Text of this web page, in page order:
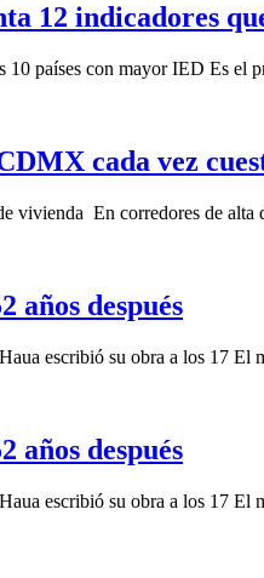
12 indicadores
10 países con mayor IED Es el
cada vez
vivienda En corredores de alta
años después
escribió su obra a los 17 El
años después
escribió su obra a los 17 El